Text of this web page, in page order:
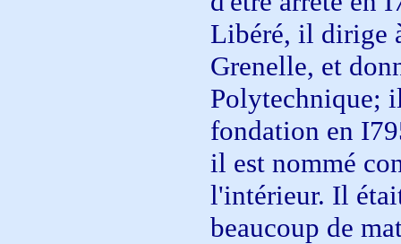
Libéré, il dirige
Grenelle, et
Polytechnique;
fondation en
il est nommé
l'intérieur. Il
beaucoup de